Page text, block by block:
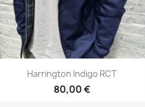
Aperçu rapide
Harrington Indigo RCT
80,00 €